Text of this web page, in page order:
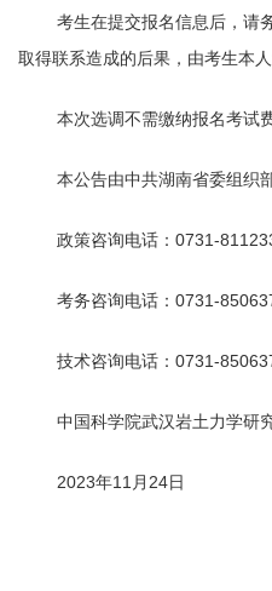
考生在提交报名信息后，请
取得联系造成的后果，由考生本人
本次选调不需缴纳报名考试
本公告由中共湖南省委组织
政策咨询电话： 0731-
考务咨询电话： 0731-
技术咨询电话： 0731-
中国科学院武汉岩土力学研
2023年11月24日